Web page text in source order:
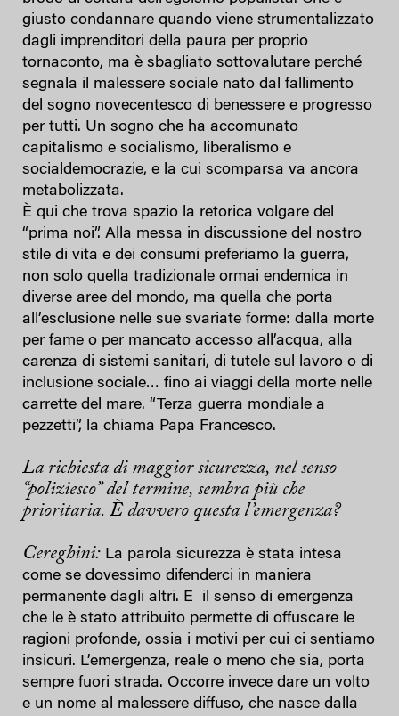
giusto condannare quando viene strumentalizzato
dagli imprenditori della paura per proprio
tornaconto, ma è sbagliato sottovalutare perché
segnala il malessere sociale nato dal fallimento
del sogno novecentesco di benessere e progresso
per tutti. Un sogno che ha accomunato
capitalismo e socialismo, liberalismo e
socialdemocrazie, e la cui scomparsa va ancora
metabolizzata.
È qui che trova spazio la retorica volgare del
“prima noi”. Alla messa in discussione del nostro
stile di vita e dei consumi preferiamo la guerra,
non solo quella tradizionale ormai endemica in
diverse aree del mondo, ma quella che porta
all’esclusione nelle sue svariate forme: dalla morte
per fame o per mancato accesso all’acqua, alla
carenza di sistemi sanitari, di tutele sul lavoro o di
inclusione sociale… fino ai viaggi della morte nelle
carrette del mare. “Terza guerra mondiale a
pezzetti”, la chiama Papa Francesco.
La richiesta di maggior sicurezza, nel senso
“poliziesco” del termine, sembra più che
prioritaria. È davvero questa l’emergenza?
Cereghini: La parola sicurezza è stata intesa
come se dovessimo difenderci in maniera
permanente dagli altri. E il senso di emergenza
che le è stato attribuito permette di offuscare le
ragioni profonde, ossia i motivi per cui ci sentiamo
insicuri. L’emergenza, reale o meno che sia, porta
sempre fuori strada. Occorre invece dare un volto
e un nome al malessere diffuso, che nasce dalla